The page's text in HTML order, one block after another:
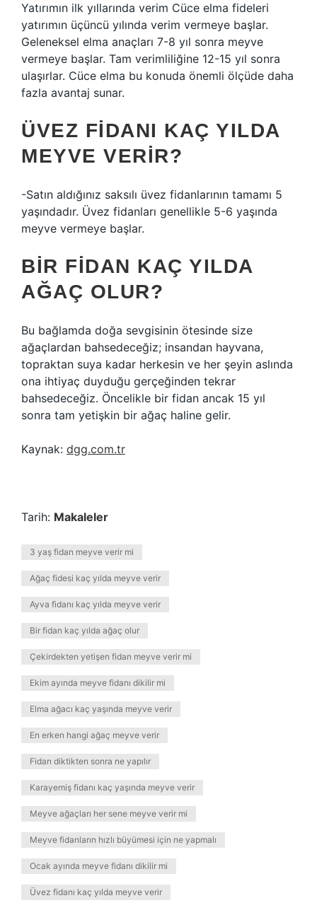
Yatırımın ilk yıllarında verim Cüce elma fideleri
yatırımın üçüncü yılında verim vermeye başlar.
Geleneksel elma anaçları 7-8 yıl sonra meyve
vermeye başlar. Tam verimliliğine 12-15 yıl sonra
ulaşırlar. Cüce elma bu konuda önemli ölçüde daha
fazla avantaj sunar.
ÜVEZ FIDANI KAÇ YILDA
MEYVE VERIR?
-Satın aldığınız saksılı üvez fidanlarının tamamı 5
yaşındadır. Üvez fidanları genellikle 5-6 yaşında
meyve vermeye başlar.
BIR FIDAN KAÇ YILDA
AĞAÇ OLUR?
Bu bağlamda doğa sevgisinin ötesinde size
ağaçlardan bahsedeceğiz; insandan hayvana,
topraktan suya kadar herkesin ve her şeyin aslında
ona ihtiyaç duyduğu gerçeğinden tekrar
bahsedeceğiz. Öncelikle bir fidan ancak 15 yıl
sonra tam yetişkin bir ağaç haline gelir.
Kaynak: dgg.com.tr
Tarih: Makaleler
3 yaş fidan meyve verir mi
Ağaç fidesi kaç yılda meyve verir
Ayva fidanı kaç yılda meyve verir
Bir fidan kaç yılda ağaç olur
Çekirdekten yetişen fidan meyve verir mi
Ekim ayında meyve fidanı dikilir mi
Elma ağacı kaç yaşında meyve verir
En erken hangi ağaç meyve verir
Fidan diktikten sonra ne yapılır
Karayemiş fidanı kaç yaşında meyve verir
Meyve ağaçları her sene meyve verir mi
Meyve fidanların hızlı büyümesi için ne yapmalı
Ocak ayında meyve fidanı dikilir mi
Üvez fidanı kaç yılda meyve verir